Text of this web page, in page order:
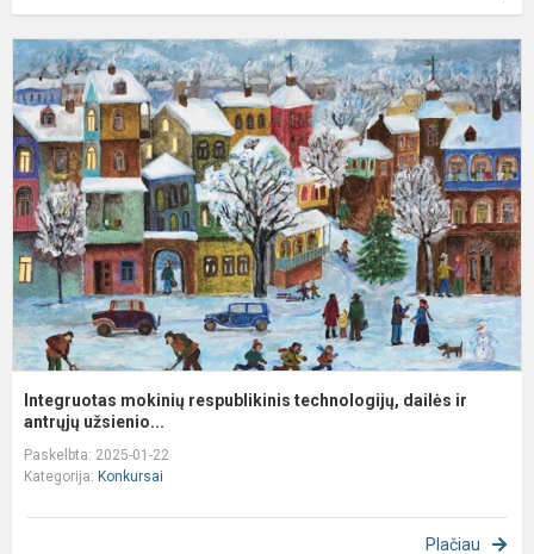
Integruotas mokinių respublikinis technologijų, dailės ir
antrųjų užsienio...
Paskelbta: 2025-01-22
Kategorija: Konkursai
Plačiau